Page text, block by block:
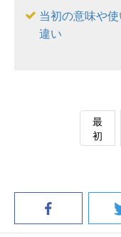
当初の意味や
違い
最
初